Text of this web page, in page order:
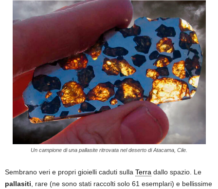
Un campione di una pallasite ritrovata nel deserto di Atacama, Cile.
Sembrano veri e propri gioielli caduti sulla Terra dallo spazio. Le
pallasiti , rare (ne sono stati raccolti solo 61 esemplari) e bellissime